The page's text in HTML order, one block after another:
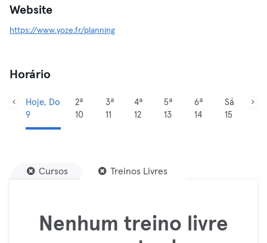
Website
https://www.yoze.fr/planning
Horário
Hoje, Do
9
2ª
10
3ª
11
4ª
12
5ª
13
6ª
14
Sá
15
Cursos Treinos Livres
Nenhum treino livre